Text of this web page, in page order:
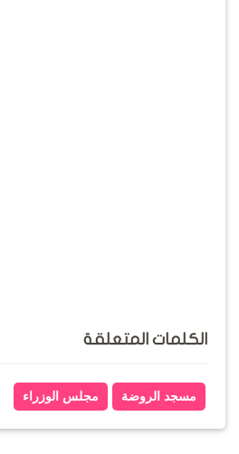
الكلمات المتعلقة
مسجد الروضة مجلس الوزراء